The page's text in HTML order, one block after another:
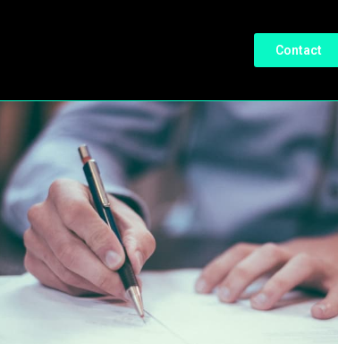
Contact